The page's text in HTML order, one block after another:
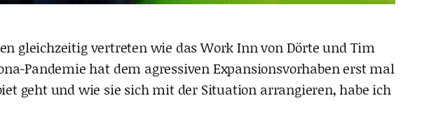
gleichzeitig vertreten wie das Work Inn von Dörte und Tim
Pandemie hat dem agressiven Expansionsvorhaben erst mal
geht und wie sie sich mit der Situation arrangieren, habe ich